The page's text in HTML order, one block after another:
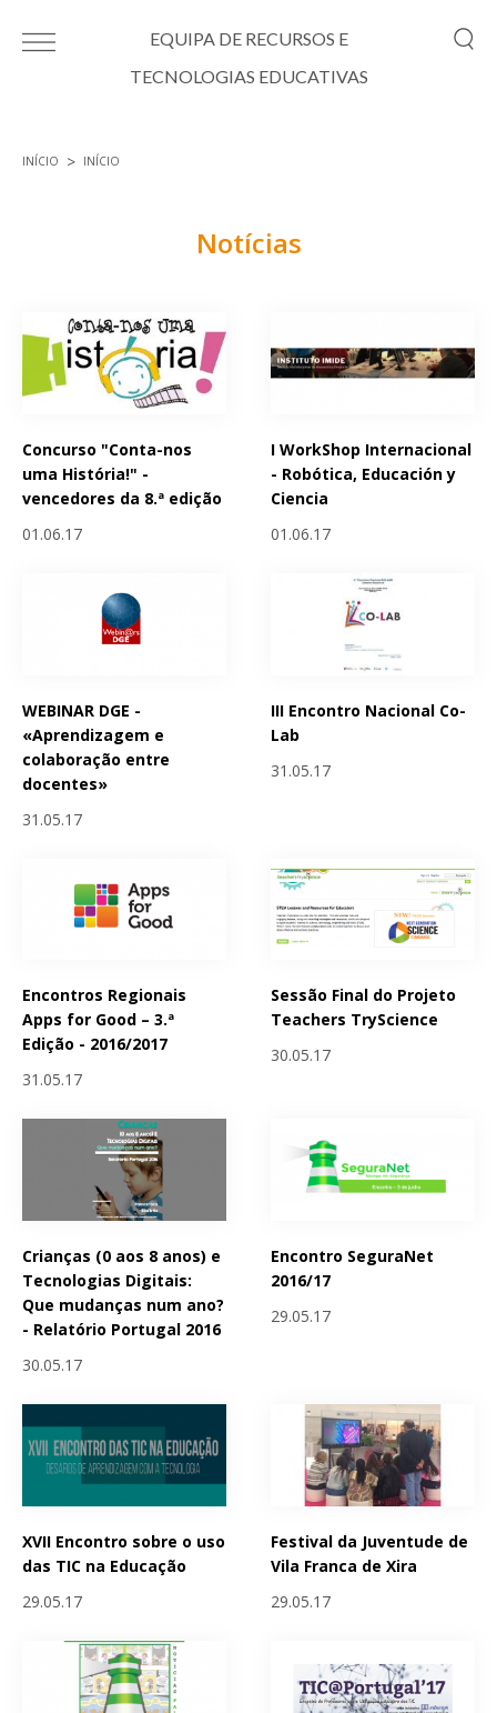
EQUIPA DE RECURSOS E
TECNOLOGIAS EDUCATIVAS
INÍCIO INÍCIO
Notícias
Concurso "Conta-nos
uma História!" -
vencedores da 8.ª edição
01.06.17
I WorkShop Internacional
- Robótica, Educación y
Ciencia
01.06.17
WEBINAR DGE -
«Aprendizagem e
colaboração entre
docentes»
31.05.17
III Encontro Nacional Co-
Lab
31.05.17
Encontros Regionais
Apps for Good – 3.ª
Edição - 2016/2017
31.05.17
Sessão Final do Projeto
Teachers TryScience
30.05.17
Crianças (0 aos 8 anos) e
Tecnologias Digitais:
Que mudanças num ano?
- Relatório Portugal 2016
30.05.17
Encontro SeguraNet
2016/17
29.05.17
XVII Encontro sobre o uso
das TIC na Educação
29.05.17
Festival da Juventude de
Vila Franca de Xira
29.05.17
Páginas